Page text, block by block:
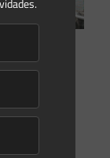
do Plano